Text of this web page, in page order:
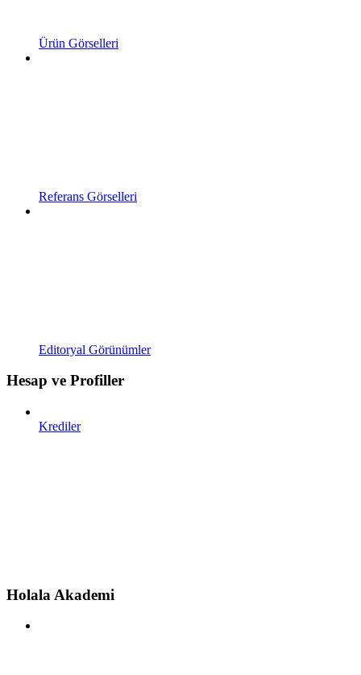
Ürün Görselleri
Referans Görselleri
Editoryal Görünümler
Hesap ve Profiller
Krediler
Holala Akademi